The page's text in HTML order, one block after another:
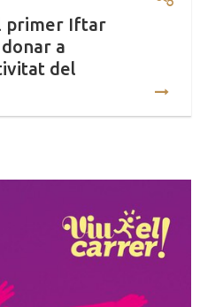
primer Iftar
a
del